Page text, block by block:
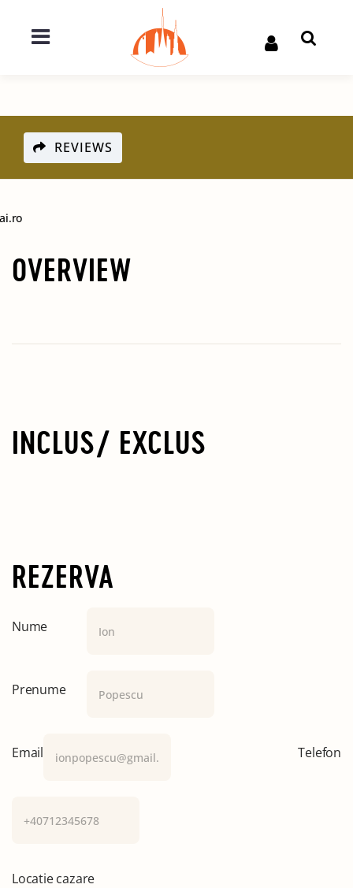
REVIEWS
OVERVIEW
INCLUS/ EXCLUS
REZERVA
Nume
Prenume
Email Telefon
Locatie cazare